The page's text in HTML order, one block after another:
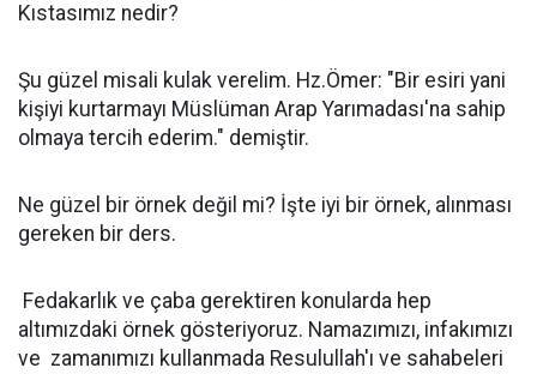
Kıstasımız nedir?
Şu güzel misali kulak verelim. Hz.Ömer: "Bir esiri yani
kişiyi kurtarmayı Müslüman Arap Yarımadası'na sahip
olmaya tercih ederim." demiştir.
Ne güzel bir örnek değil mi? İşte iyi bir örnek, alınması
gereken bir ders.
Fedakarlık ve çaba gerektiren konularda hep
altımızdaki örnek gösteriyoruz. Namazımızı, infakımızı
ve zamanımızı kullanmada Resulullah'ı ve sahabeleri